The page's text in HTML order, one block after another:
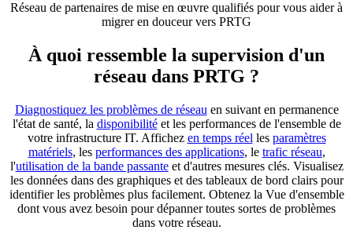
Réseau de partenaires de mise en œuvre qualifiés pour vous aider à
migrer en douceur vers PRTG
À quoi ressemble la supervision d'un
réseau dans PRTG ?
Diagnostiquez les problèmes de réseau en suivant en permanence
l'état de santé, la disponibilitéet les performances de l'ensemble de
votre infrastructure IT. Affichez en temps réel les paramètres
matériels, les performances des applications, le trafic réseau,
l'utilisation de la bande passanteet d'autres mesures clés. Visualisez
les données dans des graphiques et des tableaux de bord clairs pour
identifier les problèmes plus facilement. Obtenez la Vue d'ensemble
dont vous avez besoin pour dépanner toutes sortes de problèmes
dans votre réseau.